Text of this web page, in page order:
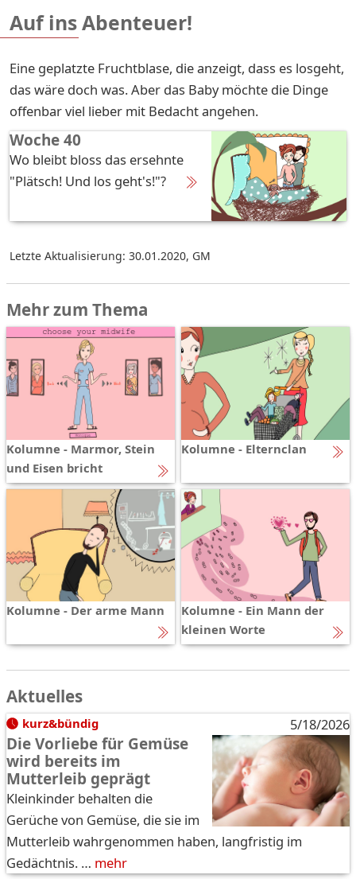
Auf ins Abenteuer!
Eine geplatzte Fruchtblase, die anzeigt, dass es losgeht,
das wäre doch was. Aber das Baby möchte die Dinge
offenbar viel lieber mit Bedacht angehen.
Woche 40
Wo bleibt bloss das ersehnte
"Plätsch! Und los geht's!"?
Letzte Aktualisierung: 30.01.2020, GM
Mehr zum Thema
Kolumne - Marmor, Stein
und Eisen bricht
Kolumne - Elternclan
Kolumne - Der arme Mann
Kolumne - Ein Mann der
kleinen Worte
Aktuelles
kurz&bündig 5/18/2026
Die Vorliebe für Gemüse
wird bereits im
Mutterleib geprägt
Kleinkinder behalten die
Gerüche von Gemüse, die sie im
Mutterleib wahrgenommen haben, langfristig im
Gedächtnis. … mehr